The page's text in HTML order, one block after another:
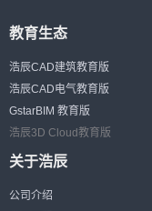
教育生态
浩辰CAD建筑教育版
浩辰CAD电气教育版
GstarBIM 教育版
浩辰3D Cloud教育版
关于浩辰
公司介绍